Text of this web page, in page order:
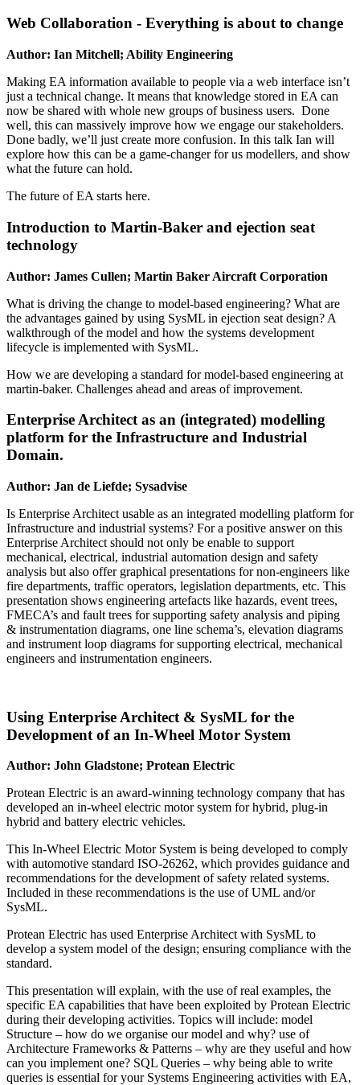
Web Collaboration - Everything is about to change
Author: Ian Mitchell; Ability Engineering
Making EA information available to people via a web interface isn’t
just a technical change. It means that knowledge stored in EA can
now be shared with whole new groups of business users. Done
well, this can massively improve how we engage our stakeholders.
Done badly, we’ll just create more confusion. In this talk Ian will
explore how this can be a game-changer for us modellers, and show
what the future can hold.
The future of EA starts here.
Introduction to Martin-Baker and ejection seat
technology
Author: James Cullen; Martin Baker Aircraft Corporation
What is driving the change to model-based engineering? What are
the advantages gained by using SysML in ejection seat design? A
walkthrough of the model and how the systems development
lifecycle is implemented with SysML.
How we are developing a standard for model-based engineering at
martin-baker. Challenges ahead and areas of improvement.
Enterprise Architect as an (integrated) modelling
platform for the Infrastructure and Industrial
Domain.
Author: Jan de Liefde; Sysadvise
Is Enterprise Architect usable as an integrated modelling platform for
Infrastructure and industrial systems? For a positive answer on this
Enterprise Architect should not only be enable to support
mechanical, electrical, industrial automation design and safety
analysis but also offer graphical presentations for non-engineers like
fire departments, traffic operators, legislation departments, etc. This
presentation shows engineering artefacts like hazards, event trees,
FMECA’s and fault trees for supporting safety analysis and piping
& instrumentation diagrams, one line schema’s, elevation diagrams
and instrument loop diagrams for supporting electrical, mechanical
engineers and instrumentation engineers.
Using Enterprise Architect & SysML for the
Development of an In-Wheel Motor System
Author: John Gladstone; Protean Electric
Protean Electric is an award-winning technology company that has
developed an in-wheel electric motor system for hybrid, plug-in
hybrid and battery electric vehicles.
This In-Wheel Electric Motor System is being developed to comply
with automotive standard ISO-26262, which provides guidance and
recommendations for the development of safety related systems.
Included in these recommendations is the use of UML and/or
SysML.
Protean Electric has used Enterprise Architect with SysML to
develop a system model of the design; ensuring compliance with the
standard.
This presentation will explain, with the use of real examples, the
specific EA capabilities that have been exploited by Protean Electric
during their developing activities. Topics will include: model
Structure – how do we organise our model and why? use of
Architecture Frameworks & Patterns – why are they useful and how
can you implement one? SQL Queries – why being able to write
queries is essential for your Systems Engineering activities with EA,